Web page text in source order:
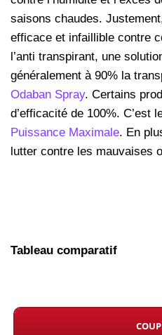
saisons chaudes.
efficace et infaillible contre
l’anti transpirant, une
généralement à 90% la
Odaban Spray. Certains
d’efficacité de 100%. C’est
Puissance Maximale. En
lutter contre les mauvaises
Tableau comparatif